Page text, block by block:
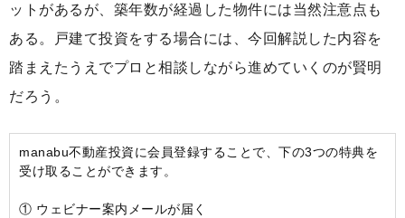
ットがあるが、築年数が経過した物件には当然注意点も
ある。戸建て投資をする場合には、今回解説した内容を
踏まえたうえでプロと相談しながら進めていくのが賢明
だろう。
manabu不動産投資に会員登録することで、下の3つの特典を
受け取ることができます。
① ウェビナー案内メールが届く